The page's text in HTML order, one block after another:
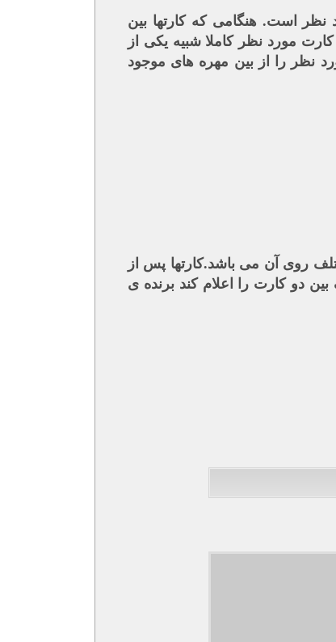
نظر است. هنگامی که کارتها بین
مورد نظر کاملا شبیه یکی از
نظر را از بین مهره های موجود
روی آن می باشد.کارتها پس از
کارت را اعلام کند برنده ی